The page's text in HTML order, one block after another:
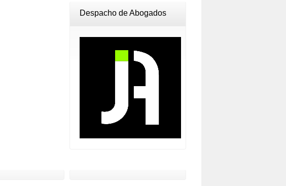
Despacho de Abogados